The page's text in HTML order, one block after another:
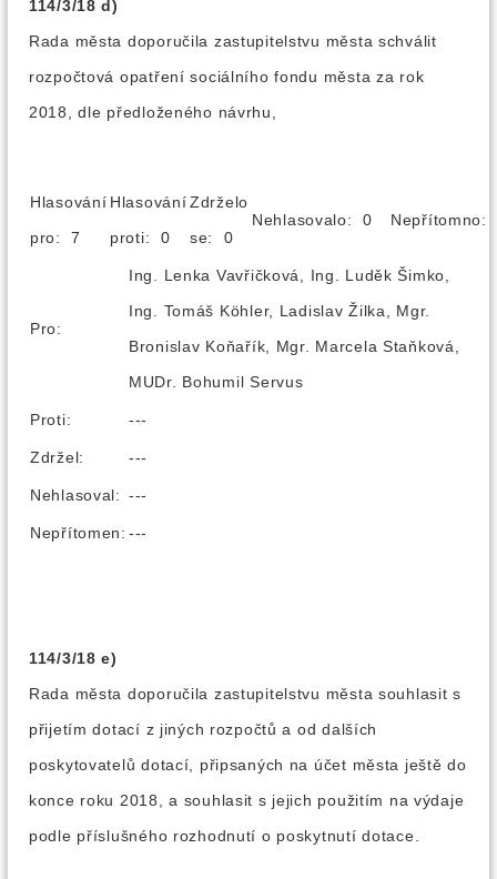
114/3/18 d)
Rada města doporučila zastupitelstvu města schválit
rozpočtová opatření sociálního fondu města za rok
2018, dle předloženého návrhu,
Hlasování
pro: 7
Hlasování
proti: 0
Zdrželo
se: 0
Nehlasovalo: 0
Pro:
Ing. Lenka Vavřičková, Ing. Luděk Šimko,
Ing. Tomáš Köhler, Ladislav Žilka, Mgr.
Bronislav Koňařík, Mgr. Marcela Staňková,
MUDr. Bohumil Servus
Proti: ---
Zdržel: ---
Nehlasoval: ---
Nepřítomen: ---
114/3/18 e)
Rada města doporučila zastupitelstvu města souhlasit s
přijetím dotací z jiných rozpočtů a od dalších
poskytovatelů dotací, připsaných na účet města ještě do
konce roku 2018, a souhlasit s jejich použitím na výdaje
podle příslušného rozhodnutí o poskytnutí dotace.